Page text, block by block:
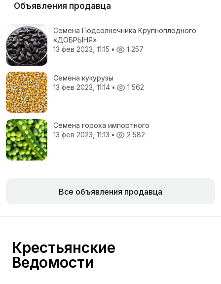
Объявления продавца
Семена Подсолнечника Крупноплодного
«ДОБРЫНЯ»
13 фев 2023, 11:15 • 1 257
Семена кукурузы
13 фев 2023, 11:14 • 1 562
Семена гороха импортного
13 фев 2023, 11:13 • 2 582
Все объявления продавца
Крестьянские
Ведомости